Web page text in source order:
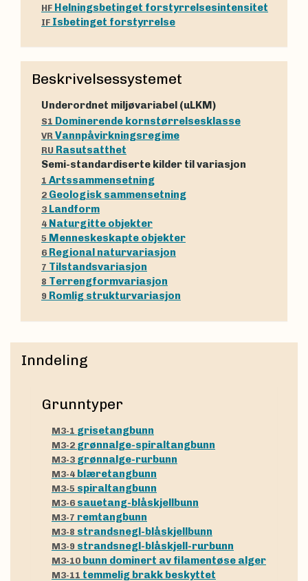
HF Helningsbetinget forstyrrelsesintensitet
IF Isbetinget forstyrrelse
Beskrivelsessystemet
Underordnet miljøvariabel (uLKM)
S1 Dominerende kornstørrelsesklasse
VR Vannpåvirkningsregime
RU Rasutsatthet
Semi-standardiserte kilder til variasjon
1 Artssammensetning
2 Geologisk sammensetning
3 Landform
4 Naturgitte objekter
5 Menneskeskapte objekter
6 Regional naturvariasjon
7 Tilstandsvariasjon
8 Terrengformvariasjon
9 Romlig strukturvariasjon
Inndeling
Grunntyper
M3-1 grisetangbunn
M3-2 grønnalge-spiraltangbunn
M3-3 grønnalge-rurbunn
M3-4 blæretangbunn
M3-5 spiraltangbunn
M3-6 sauetang-blåskjellbunn
M3-7 remtangbunn
M3-8 strandsnegl-blåskjellbunn
M3-9 strandsnegl-blåskjell-rurbunn
M3-10 bunn dominert av filamentøse alger
M3-11 temmelig brakk beskyttet